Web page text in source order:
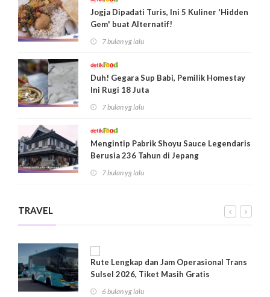
Jogja Dipadati Turis, Ini 5 Kuliner 'Hidden
Gem' buat Alternatif!
7 bulan yg lalu
Duh! Gegara Sup Babi, Pemilik Homestay
Ini Rugi 18 Juta
7 bulan yg lalu
Mengintip Pabrik Shoyu Sauce Legendaris
Berusia 236 Tahun di Jepang
7 bulan yg lalu
TRAVEL
Rute Lengkap dan Jam Operasional Trans
Sulsel 2026, Tiket Masih Gratis
6 bulan yg lalu